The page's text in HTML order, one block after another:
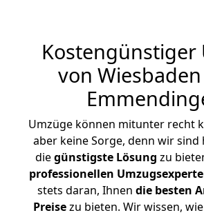
Kostengünstiger
von
Umzüge können mitunter recht
aber keine Sorge, denn wir sind
diegünstigste Lösung zu
professionellen
stets daran, Ihnen die besten
Preisezu bieten. Wir wissen,